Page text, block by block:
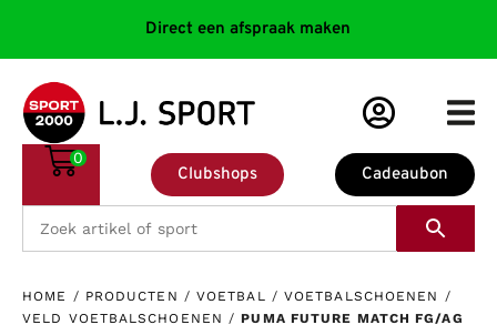
Direct een afspraak maken
Cadeaubon
Clubshops
0
HOME / PRODUCTEN / VOETBAL / VOETBALSCHOENEN /
VELD VOETBALSCHOENEN /PUMA FUTURE MATCH FG/AG